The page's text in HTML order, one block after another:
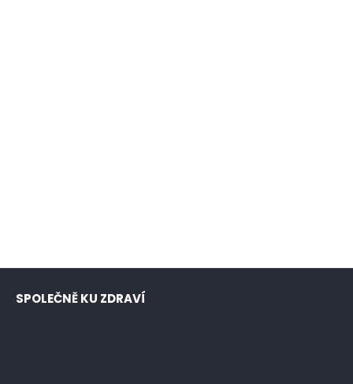
SPOLEČNĚ KU ZDRAVÍ